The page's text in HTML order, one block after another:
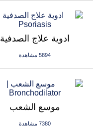
ادوية علاج الصدفية
5894 مشاهدة
موسع الشعب
7380 مشاهدة